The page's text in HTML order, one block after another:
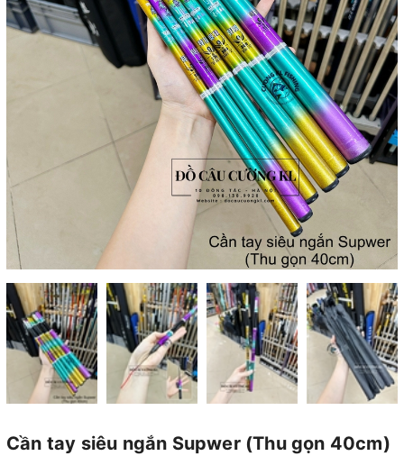
Cần tay siêu ngắn Supwer (Thu gọn 40cm)